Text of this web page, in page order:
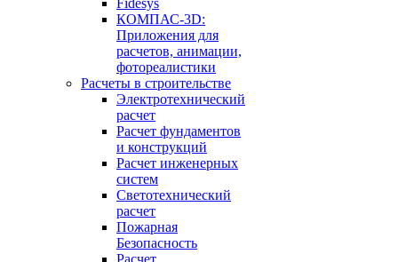
Fidesys
КОМПАС-3D:
Приложения для
расчетов, анимации,
фотореалистики
Расчеты в строительстве
Электротехнический
расчет
Расчет фундаментов
и конструкций
Расчет инженерных
систем
Светотехнический
расчет
Пожарная
Безопасность
Расчет